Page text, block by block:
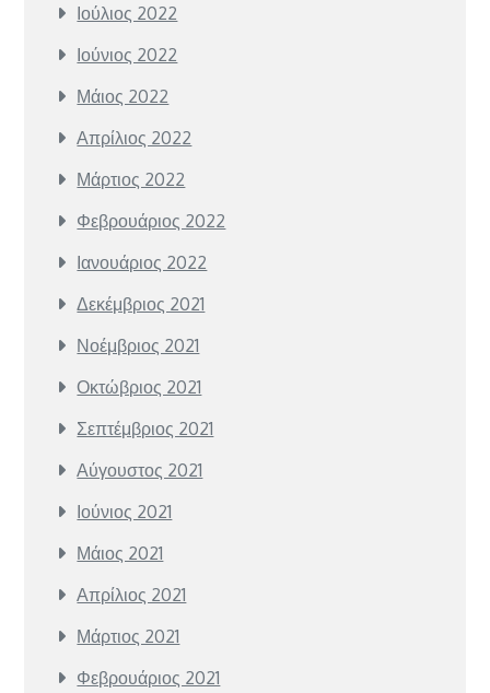
Ιούλιος 2022
Ιούνιος 2022
Μάιος 2022
Απρίλιος 2022
Μάρτιος 2022
Φεβρουάριος 2022
Ιανουάριος 2022
Δεκέμβριος 2021
Νοέμβριος 2021
Οκτώβριος 2021
Σεπτέμβριος 2021
Αύγουστος 2021
Ιούνιος 2021
Μάιος 2021
Απρίλιος 2021
Μάρτιος 2021
Φεβρουάριος 2021